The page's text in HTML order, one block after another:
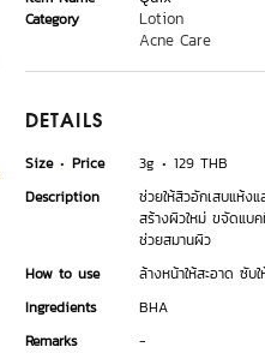
Category
Lotion
Acne Care
DETAILS
Size Price 3g
129 THB
Description
ช่วยให้สิวอักเสบแห้ง
สร้างผิวใหม่ ขจัดแบค
ช่วยสมานผิว
How to use
ล้างหน้าให้สะอาด ซั
Ingredients
BHA
Remarks
-